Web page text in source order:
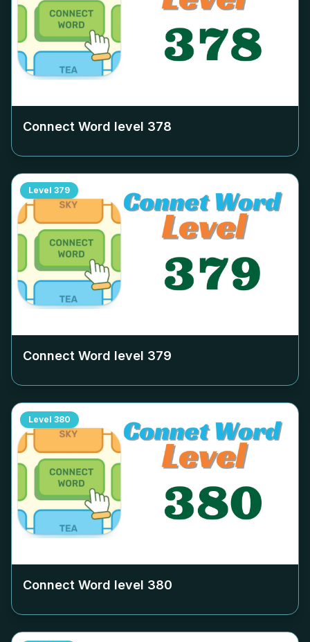
Connect Word level 378
Level 379
Connect Word level 379
Level 380
Connect Word level 380